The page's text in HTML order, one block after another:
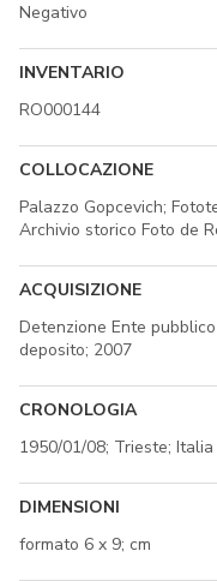
Negativo
INVENTARIO
RO000144
COLLOCAZIONE
Palazzo Gopcevich;
Archivio storico Foto de
ACQUISIZIONE
Detenzione Ente
deposito; 2007
CRONOLOGIA
1950/01/08; Trieste; Italia
DIMENSIONI
formato 6 x 9; cm